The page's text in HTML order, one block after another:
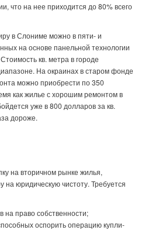
что на нее приходится до 80% всего
в Слониме можно в пяти- и
на основе панельной технологии
кв. метра в городе
На окраинах в старом фонде
можно приобрести по 350
как жилье с хорошим ремонтом в
уже в 800 долларов за кв.
дороже.
на вторичном рынке жилья,
на юридическую чистоту. Требуется
на право собственности;
оспорить операцию купли-